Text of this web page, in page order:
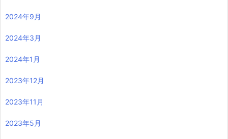
2024年9月
2024年3月
2024年1月
2023年12月
2023年11月
2023年5月